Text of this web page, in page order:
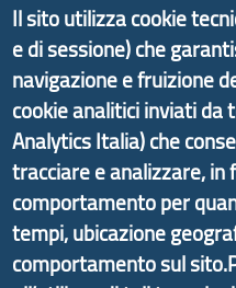
Il progetto Aree
Il portale di marketing
di Genova Città
partire dal progetto
promosso dal
Economico e finalizzato
Il sito utilizza cookie
e di sessione) che
navigazione e fruizione
cookie analitici inviati da
Analytics Italia) che
tracciare e analizzare, in
comportamento per
tempi, ubicazione
comportamento sul